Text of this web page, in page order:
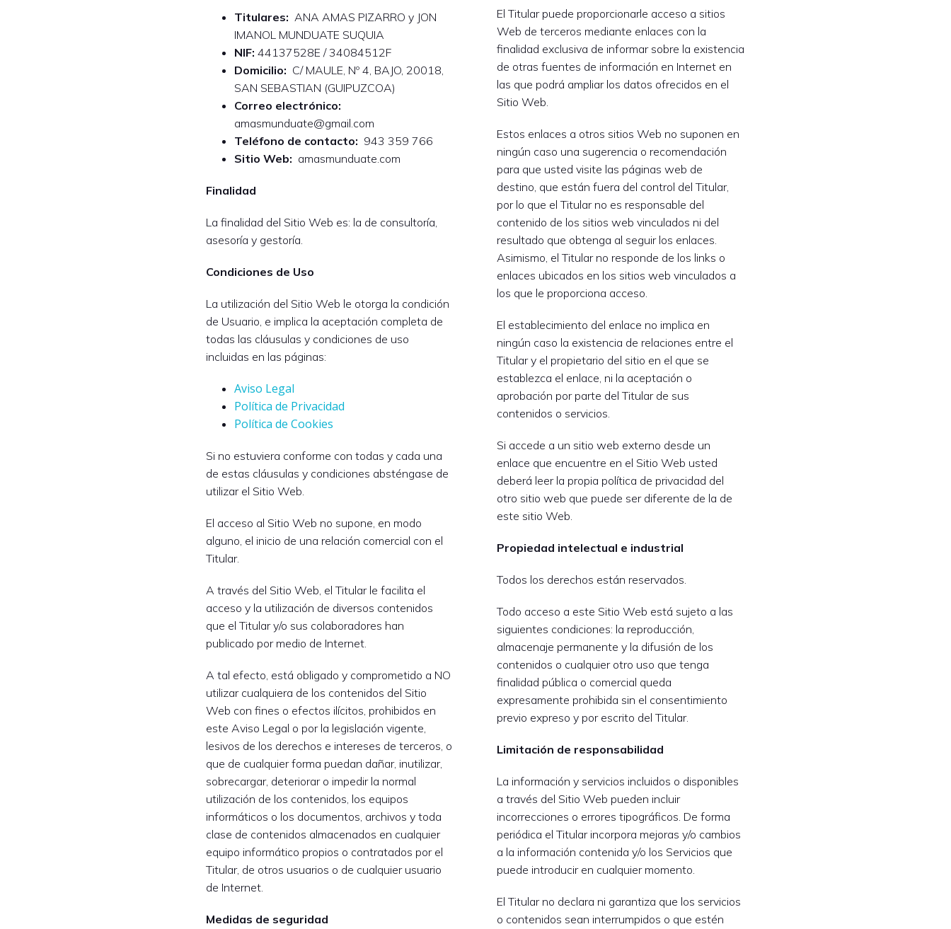
Titulares: ANA AMAS PIZARRO y JON
IMANOL MUNDUATE SUQUIA
NIF: 44137528E / 34084512F
Domicilio: C/ MAULE, Nº 4, BAJO, 20018,
SAN SEBASTIAN (GUIPUZCOA)
Correo electrónico:
amasmunduate@gmail.com
Teléfono de contacto: 943 359 766
Sitio Web: amasmunduate.com
Finalidad
La finalidad del Sitio Web es: la de consultoría,
asesoría y gestoría.
Condiciones de Uso
La utilización del Sitio Web le otorga la condición
de Usuario, e implica la aceptación completa de
todas las cláusulas y condiciones de uso
incluidas en las páginas:
Aviso Legal
Política de Privacidad
Política de Cookies
Si no estuviera conforme con todas y cada una
de estas cláusulas y condiciones absténgase de
utilizar el Sitio Web.
El acceso al Sitio Web no supone, en modo
alguno, el inicio de una relación comercial con el
Titular.
A través del Sitio Web, el Titular le facilita el
acceso y la utilización de diversos contenidos
que el Titular y/o sus colaboradores han
publicado por medio de Internet.
A tal efecto, está obligado y comprometido a NO
utilizar cualquiera de los contenidos del Sitio
Web con fines o efectos ilícitos, prohibidos en
este Aviso Legal o por la legislación vigente,
lesivos de los derechos e intereses de terceros, o
que de cualquier forma puedan dañar, inutilizar,
sobrecargar, deteriorar o impedir la normal
utilización de los contenidos, los equipos
informáticos o los documentos, archivos y toda
clase de contenidos almacenados en cualquier
equipo informático propios o contratados por el
Titular, de otros usuarios o de cualquier usuario
de Internet.
Medidas de seguridad
El Titular puede proporcionarle acceso a sitios
Web de terceros mediante enlaces con la
finalidad exclusiva de informar sobre la existencia
de otras fuentes de información en Internet en
las que podrá ampliar los datos ofrecidos en el
Sitio Web.
Estos enlaces a otros sitios Web no suponen en
ningún caso una sugerencia o recomendación
para que usted visite las páginas web de
destino, que están fuera del control del Titular,
por lo que el Titular no es responsable del
contenido de los sitios web vinculados ni del
resultado que obtenga al seguir los enlaces.
Asimismo, el Titular no responde de los links o
enlaces ubicados en los sitios web vinculados a
los que le proporciona acceso.
El establecimiento del enlace no implica en
ningún caso la existencia de relaciones entre el
Titular y el propietario del sitio en el que se
establezca el enlace, ni la aceptación o
aprobación por parte del Titular de sus
contenidos o servicios.
Si accede a un sitio web externo desde un
enlace que encuentre en el Sitio Web usted
deberá leer la propia política de privacidad del
otro sitio web que puede ser diferente de la de
este sitio Web.
Propiedad intelectual e industrial
Todos los derechos están reservados.
Todo acceso a este Sitio Web está sujeto a las
siguientes condiciones: la reproducción,
almacenaje permanente y la difusión de los
contenidos o cualquier otro uso que tenga
finalidad pública o comercial queda
expresamente prohibida sin el consentimiento
previo expreso y por escrito del Titular.
Limitación de responsabilidad
La información y servicios incluidos o disponibles
a través del Sitio Web pueden incluir
incorrecciones o errores tipográficos. De forma
periódica el Titular incorpora mejoras y/o cambios
a la información contenida y/o los Servicios que
puede introducir en cualquier momento.
El Titular no declara ni garantiza que los servicios
o contenidos sean interrumpidos o que estén